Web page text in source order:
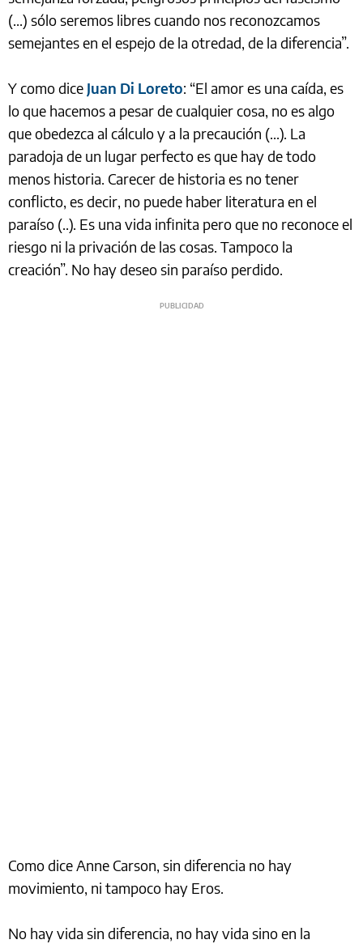
(...) sólo seremos libres cuando nos reconozcamos
semejantes en el espejo de la otredad, de la diferencia”.
Y como dice Juan Di Loreto: “El amor es una caída, es
lo que hacemos a pesar de cualquier cosa, no es algo
que obedezca al cálculo y a la precaución (...). La
paradoja de un lugar perfecto es que hay de todo
menos historia. Carecer de historia es no tener
conflicto, es decir, no puede haber literatura en el
paraíso (..). Es una vida infinita pero que no reconoce el
riesgo ni la privación de las cosas. Tampoco la
creación”. No hay deseo sin paraíso perdido.
Como dice Anne Carson, sin diferencia no hay
movimiento, ni tampoco hay Eros.
No hay vida sin diferencia, no hay vida sino en la